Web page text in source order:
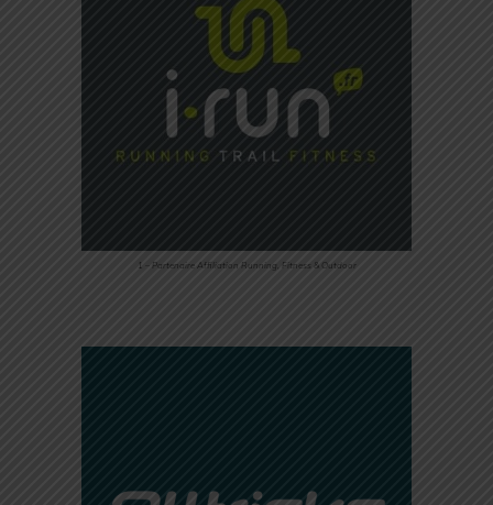
1 – Partenaire Affiliation Running, Fitness & Outdoor